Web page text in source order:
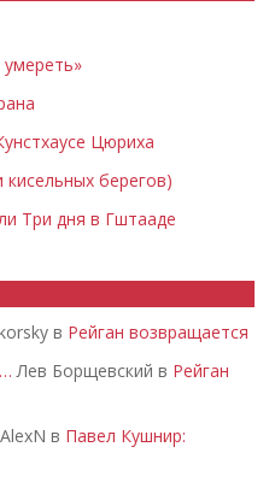
Цюриха
берегов)
Три дня в Гштааде
в Рейган возвращается
Лев Борщевский в Рейган
AlexN в Павел Кушнир: